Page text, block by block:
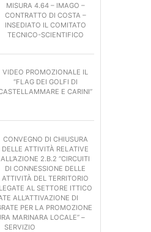
MISURA 4.64 – IMAGO –
CONTRATTO DI COSTA –
INSEDIATO IL COMITATO
TECNICO-SCIENTIFICO
VIDEO PROMOZIONALE IL
“FLAG DEI GOLFI DI
E CARINI”
CONVEGNO DI CHIUSURA
DELLE ATTIVITÀ RELATIVE
ALL’AZIONE 2.B.2 “CIRCUITI
DI CONNESSIONE DELLE
ATTIVITÀ DEL TERRITORIO
LEGATE AL SETTORE ITTICO
ALL’ATTIVAZIONE DI
PER LA PROMOZIONE
MARINARA LOCALE” –
SERVIZIO